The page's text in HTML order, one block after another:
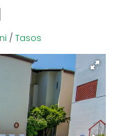
/ Tasos